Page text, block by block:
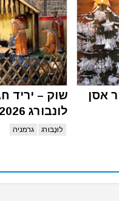
אסן
שוק – יריד
לונבורג 2026
לוּנֶבּוּרג גרמניה